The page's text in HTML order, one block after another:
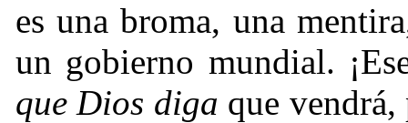
es una broma, una
un gobierno mundial. ¡
que Dios diga que vendrá,